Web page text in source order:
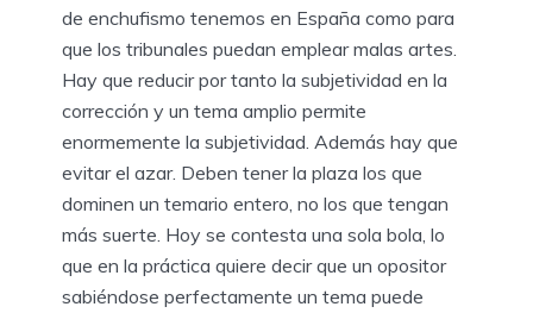
de enchufismo tenemos en España como para
que los tribunales puedan emplear malas artes.
Hay que reducir por tanto la subjetividad en la
corrección y un tema amplio permite
enormemente la subjetividad. Además hay que
evitar el azar. Deben tener la plaza los que
dominen un temario entero, no los que tengan
más suerte. Hoy se contesta una sola bola, lo
que en la práctica quiere decir que un opositor
sabiéndose perfectamente un tema puede